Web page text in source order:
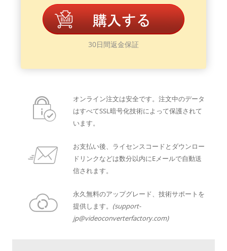
30日間返金保証
オンライン注文は安全です。注文中のデータ
はすべてSSL暗号化技術によって保護されて
います。
お支払い後、ライセンスコードとダウンロー
ドリンクなどは数分以内にEメールで自動送
信されます。
永久無料のアップグレード、技術サポートを
提供します。 (support-
jp@videoconverterfactory.com)